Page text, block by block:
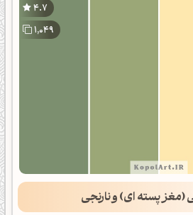
4.7
1,049
(مغز پسته ای) و نارنجی